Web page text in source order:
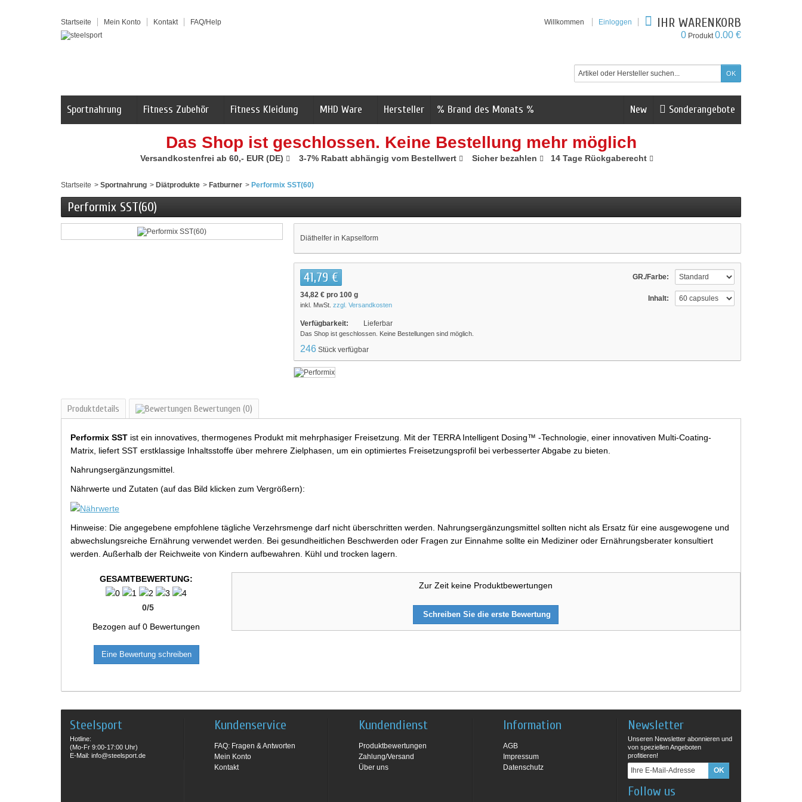
Startseite Mein Konto Kontakt FAQ/Help Willkommen Einloggen IHR WARENKORB
0 Produkt0.00 €
Sonderangebote
New
Sportnahrung Fitness Zubehör Fitness Kleidung MHD Ware Hersteller % Brand des Monats %
Das Shop ist geschlossen. Keine Bestellung mehr möglich
Versandkostenfrei ab 60,- EUR (DE) 3-7% Rabatt abhängig vom Bestellwert Sicher bezahlen 14 Tage Rückgaberecht
Startseite > Sportnahrung > Diätprodukte > Fatburner > Performix SST(60)
Performix SST(60)
Diäthelfer in Kapselform
GR./Farbe:
Inhalt:
41,79 €
34,82 € pro 100 g
inkl. MwSt. zzgl. Versandkosten
Verfügbarkeit: Lieferbar
Das Shop ist geschlossen. Keine Bestellungen sind möglich.
246 Stück verfügbar
Produktdetails Bewertungen (0)
Performix SST ist ein innovatives, thermogenes Produkt mit mehrphasiger Freisetzung. Mit der TERRA Intelligent Dosing™ -Technologie, einer innovativen Multi-Coating-
Matrix, liefert SST erstklassige Inhaltsstoffe über mehrere Zielphasen, um ein optimiertes Freisetzungsprofil bei verbesserter Abgabe zu bieten.
Nahrungsergänzungsmittel.
Nährwerte und Zutaten (auf das Bild klicken zum Vergrößern):
Hinweise: Die angegebene empfohlene tägliche Verzehrsmenge darf nicht überschritten werden. Nahrungsergänzungsmittel sollten nicht als Ersatz für eine ausgewogene und
abwechslungsreiche Ernährung verwendet werden. Bei gesundheitlichen Beschwerden oder Fragen zur Einnahme sollte ein Mediziner oder Ernährungsberater konsultiert
werden. Außerhalb der Reichweite von Kindern aufbewahren. Kühl und trocken lagern.
GESAMTBEWERTUNG:
0/5
Bezogen auf0 Bewertungen
Eine Bewertung schreiben
Zur Zeit keine Produktbewertungen
Schreiben Sie die erste Bewertung
Steelsport
Hotline:
(Mo-Fr 9:00-17:00 Uhr)
E-Mail: info@steelsport.de
Kundenservice
FAQ: Fragen & Antworten
Mein Konto
Kontakt
Kundendienst
Produktbewertungen
Zahlung/Versand
Über uns
Information
AGB
Impressum
Datenschutz
Newsletter
Unseren Newsletter abonnieren und
von speziellen Angeboten
profitieren!
Follow us